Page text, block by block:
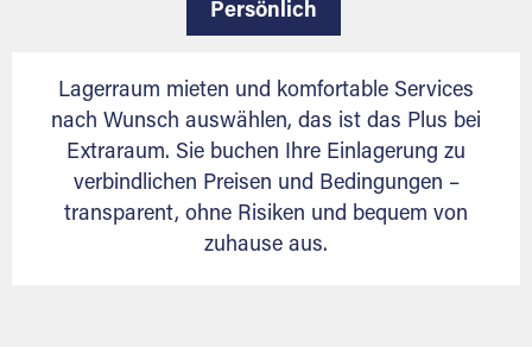
Persönlich
Lagerraum mieten und komfortable Services
nach Wunsch auswählen, das ist das Plus bei
Extraraum. Sie buchen Ihre Einlagerung zu
verbindlichen Preisen und Bedingungen –
transparent, ohne Risiken und bequem von
zuhause aus.